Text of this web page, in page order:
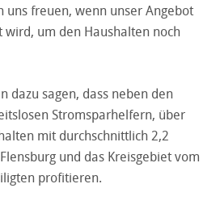
freuen, wenn unser Angebot
wird, um den Haushalten noch
dazu sagen, dass neben den
Stromsparhelfern, über
mit durchschnittlich 2,2
und das Kreisgebiet vom
profitieren.